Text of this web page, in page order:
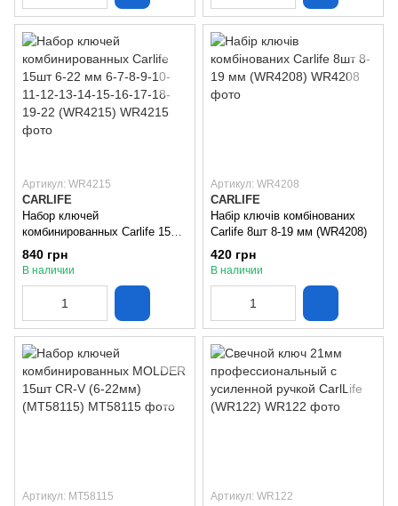
Артикул: WR4215
CARLIFE
Набор ключей
комбинированных Carlife 15шт
6-22 мм 6-7-8-9-10-11-12-13-14-
15-16-17-18-19-22 (WR4215)
840 грн
В наличии
Артикул: WR4208
CARLIFE
Набір ключів комбінованих
Carlife 8шт 8-19 мм (WR4208)
420 грн
В наличии
Артикул: MT58115 Артикул: WR122